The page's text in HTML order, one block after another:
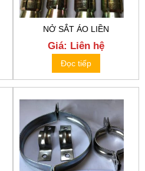
NỞ SẮT ÁO LIỀN
Giá: Liên hệ
Đọc tiếp